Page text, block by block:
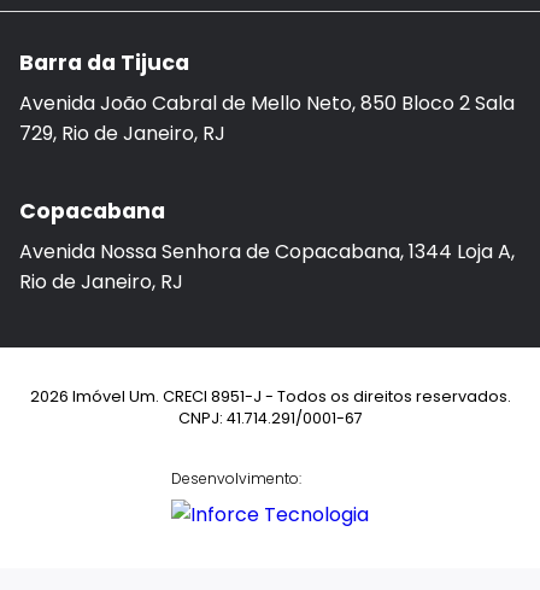
Barra da Tijuca
Avenida João Cabral de Mello Neto, 850 Bloco 2 Sala
729, Rio de Janeiro, RJ
Copacabana
Avenida Nossa Senhora de Copacabana, 1344 Loja A,
Rio de Janeiro, RJ
2026 Imóvel Um. CRECI 8951-J - Todos os direitos reservados.
CNPJ: 41.714.291/0001-67
Desenvolvimento: